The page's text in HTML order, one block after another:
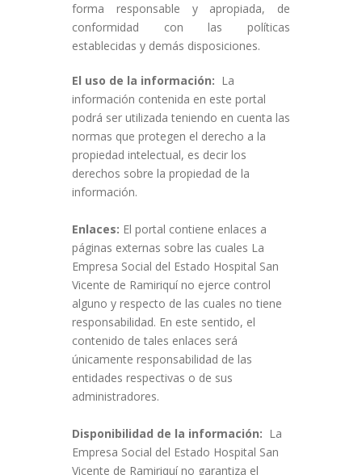
forma responsable y apropiada, de
conformidad con las políticas
establecidas y demás disposiciones.
El uso de la información: La
información contenida en este portal
podrá ser utilizada teniendo en cuenta las
normas que protegen el derecho a la
propiedad intelectual, es decir los
derechos sobre la propiedad de la
información.
Enlaces: El portal contiene enlaces a
páginas externas sobre las cuales La
Empresa Social del Estado Hospital San
Vicente de Ramiriquí no ejerce control
alguno y respecto de las cuales no tiene
responsabilidad. En este sentido, el
contenido de tales enlaces será
únicamente responsabilidad de las
entidades respectivas o de sus
administradores.
Disponibilidad de la información: La
Empresa Social del Estado Hospital San
Vicente de Ramiriquí no garantiza el